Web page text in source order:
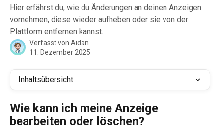
Hier erfährst du, wie du Änderungen an deinen Anzeigen
vornehmen, diese wieder aufheben oder sie von der
Plattform entfernen kannst.
Verfasst von Aidan
11. Dezember 2025
Inhaltsübersicht
Wie kann ich meine Anzeige
bearbeiten oder löschen?